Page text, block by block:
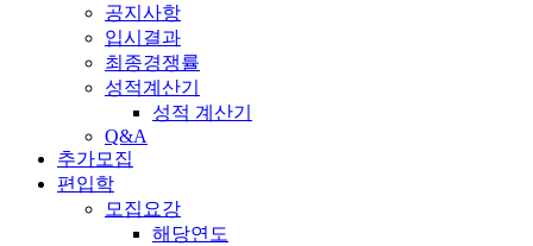
공지사항
입시결과
최종경쟁률
성적계산기
성적 계산기
Q&A
추가모집
편입학
모집요강
해당연도